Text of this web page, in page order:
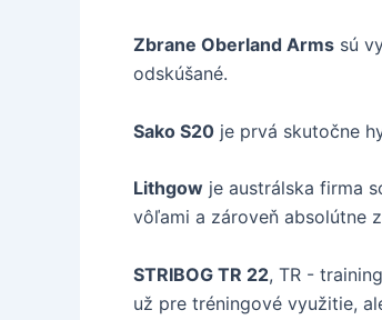
Zbrane Oberland Arms sú
odskúšané.
Sako S20 je prvá skutočne
Lithgow je austrálska firma
vôľami a zároveň absolútne
STRIBOG TR 22, TR -
už pre tréningové využitie,